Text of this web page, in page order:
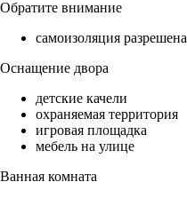
Обратите внимание
самоизоляция разрешена
Оснащение двора
детские качели
охраняемая территория
игровая площадка
мебель на улице
Ванная комната